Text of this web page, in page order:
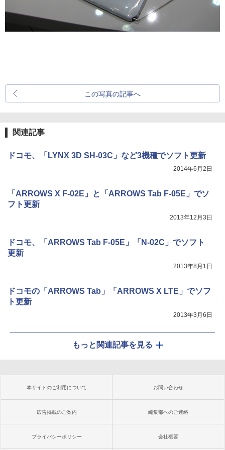
この写真の記事へ
関連記事
ドコモ、「LYNX 3D SH-03C」など3機種でソフト更新
2014年6月2日
「ARROWS X F-02E」と「ARROWS Tab F-05E」でソ
フト更新
2013年12月3日
ドコモ、「ARROWS Tab F-05E」「N-02C」でソフト
更新
2013年8月1日
ドコモの「ARROWS Tab」「ARROWS X LTE」でソフ
ト更新
2013年3月6日
もっと関連記事を見る
本サイトのご利用について お問い合わせ
広告掲載のご案内 編集部へのご連絡
プライバシーポリシー 会社概要